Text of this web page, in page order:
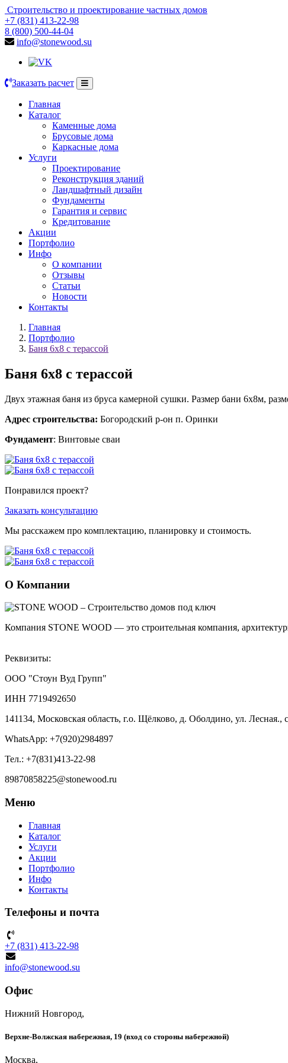
Строительство и проектирование частных домов
+7 (831) 413-22-98
8 (800) 500-44-04
info@stonewood.su
Заказать расчет
Главная
Каталог
Каменные дома
Брусовые дома
Каркасные дома
Услуги
Проектирование
Реконструкция зданий
Ландшафтный дизайн
Фундаменты
Гарантия и сервис
Кредитование
Акции
Портфолио
Инфо
О компании
Отзывы
Статьи
Новости
Контакты
Главная
Портфолио
Баня 6х8 с терассой
Баня 6х8 с терассой
Двух этажная баня из бруса камерной сушки. Размер бани 6х8м,
Адрес строительства: Богородский р-он п. Оринки
Фундамент: Винтовые сваи
Понравился проект?
Заказать консультацию
Mы расскажем про комплектацию, планировку и стоимость.
О Компании
Компания STONE WOOD — это строительная компания,
Реквизиты:
ООО "Стоун Вуд Групп"
ИНН 7719492650
141134, Московская область, г.о. Щёлково, д. Оболдино, ул. Лесная.,
WhatsApp: +7(920)2984897
Тел.: +7(831)413-22-98
89870858225@stonewood.ru
Меню
Главная
Каталог
Услуги
Акции
Портфолио
Инфо
Контакты
Телефоны и почта
+7 (831) 413-22-98
info@stonewood.su
Офис
Нижний Новгород,
Верхне-Волжская набережная, 19 (вход со стороны набережной)
Москва,